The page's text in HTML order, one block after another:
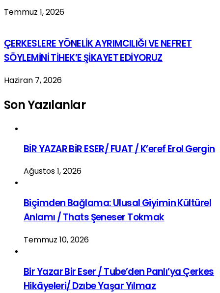
Temmuz 1, 2026
ÇERKESLERE YÖNELİK AYRIMCILIĞI VE NEFRET
SÖYLEMİNİ TİHEK’E ŞİKAYET EDİYORUZ
Haziran 7, 2026
Son Yazılanlar
BİR YAZAR BİR ESER/ FUAT / K’eref Erol Gergin
Ağustos 1, 2026
Biçimden Bağlama: Ulusal Giyimin Kültürel
Anlamı / Thats Şeneser Tokmak
Temmuz 10, 2026
Bir Yazar Bir Eser / Tube’den Panlı’ya Çerkes
Hikâyeleri/ Dzıbe Yaşar Yılmaz